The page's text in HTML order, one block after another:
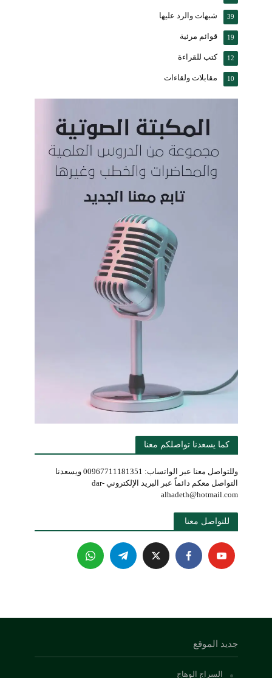
شبهات والرد عليها 39
قوائم مرئية 19
كتب للقراءة 12
مقابلات ولقاءات 10
كما يسعدنا تواصلكم معنا
وللتواصل معنا عبر الواتساب: 00967711181351 ويسعدنا
التواصل معكم دائماً عبر البريد الإلكتروني dar-
alhadeth@hotmail.com
للتواصل معنا
جديد الموقع
السراج الوهاج